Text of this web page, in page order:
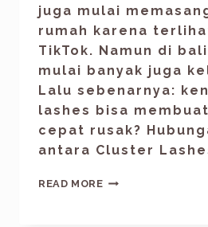
juga mulai
rumah karena
TikTok. Namun di
mulai banyak juga
Lalu sebenarnya:
lashes bisa
cepat rusak?
antara Cluster
READ MORE